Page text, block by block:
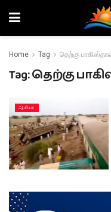
Home Tag தெற்கு
Tag:தெற்கு
ஆசியா